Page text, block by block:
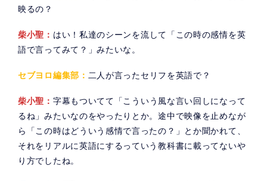
映るの？
柴小聖： はい！私達のシーンを流して「この時の感情を英
語で言ってみて？」みたいな。
セブヨロ編集部： 二人が言ったセリフを英語で？
柴小聖： 字幕もついてて「こういう風な言い回しになって
るね」みたいなのをやったりとか。途中で映像を止めなが
ら「この時はどういう感情で言ったの？」とか聞かれて、
それをリアルに英語にするっていう教科書に載ってないや
り方でしたね。